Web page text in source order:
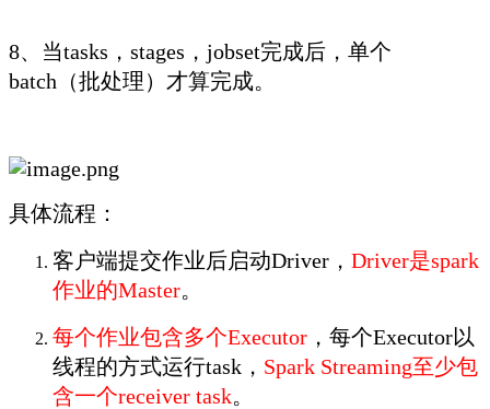
8、当tasks，stages，jobset完成后，单个
batch（批处理）才算完成。
具体流程：
客户端提交作业后启动Driver， Driver是spark
作业的Master。
每个作业包含多个Executor ，每个Executor以
线程的方式运行task， Spark Streaming至少包
含一个receiver task。